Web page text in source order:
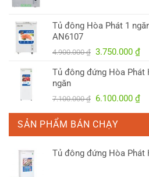
4.150.000 ₫.
là:
Tủ đông Hòa Phát 1
AN6107
4.900.000₫ Giá
là:
3.750.000 ₫Giá
Tủ đông đứng Hòa Phát
ngăn
7.100.000₫ Giá
là:
7.100.000 ₫.
6.100.000 ₫Giá
là:
SẢN PHẨM BÁN CHẠY
Tủ đông đứng Hòa Phát